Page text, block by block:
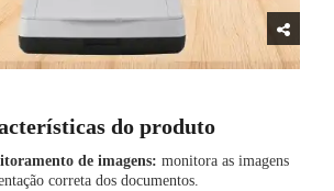
do produto
de imagens:monitora as imagens
correta dos documentos.